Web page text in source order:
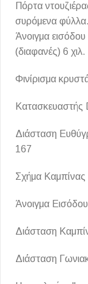
Πόρτα
συρόμενα
Άνοιγμα
(διαφανές) 6
Φινίρισμα
Κατασκευαστής
Διάσταση
167
Σχήμα Καμπίνας
Άνοιγμα
Διάσταση
Διάσταση